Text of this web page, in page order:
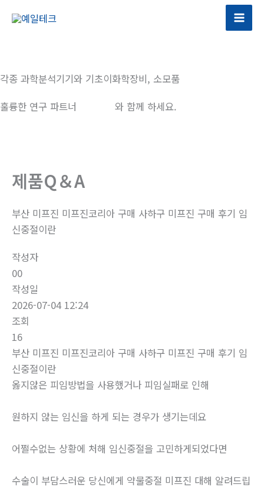
건
너
뛰
각종 과학분석기기와 기초이화학장비, 소모품
훌륭한 연구 파트너
와 함께 하세요.
제품Q＆A
부산 미프진 미프진코리아 구매 사하구 미프진 구매 후기 임
신중절이란
작성자
00
작성일
2026-07-04 12:24
조회
16
부산 미프진 미프진코리아 구매 사하구 미프진 구매 후기 임
신중절이란
옳지않은 피임방법을 사용했거나 피임실패로 인해
원하지 않는 임신을 하게 되는 경우가 생기는데요
어쩔수없는 상황에 처해 임신중절을 고민하게되었다면
수술이 부담스러운 당신에게 약물중절 미프진 대해 알려드립